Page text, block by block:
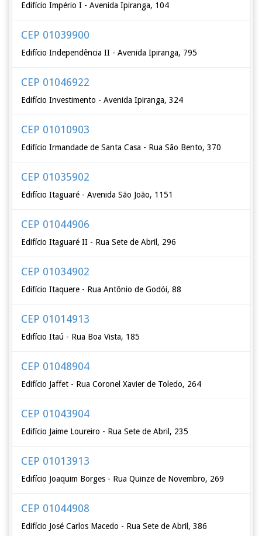
Edifício Império I - Avenida Ipiranga, 104
CEP 01039900
Edifício Independência II - Avenida Ipiranga, 795
CEP 01046922
Edifício Investimento - Avenida Ipiranga, 324
CEP 01010903
Edifício Irmandade de Santa Casa - Rua São Bento, 370
CEP 01035902
Edifício Itaguaré - Avenida São João, 1151
CEP 01044906
Edifício Itaguaré II - Rua Sete de Abril, 296
CEP 01034902
Edifício Itaquere - Rua Antônio de Godói, 88
CEP 01014913
Edifício Itaú - Rua Boa Vista, 185
CEP 01048904
Edifício Jaffet - Rua Coronel Xavier de Toledo, 264
CEP 01043904
Edifício Jaime Loureiro - Rua Sete de Abril, 235
CEP 01013913
Edifício Joaquim Borges - Rua Quinze de Novembro, 269
CEP 01044908
Edifício José Carlos Macedo - Rua Sete de Abril, 386